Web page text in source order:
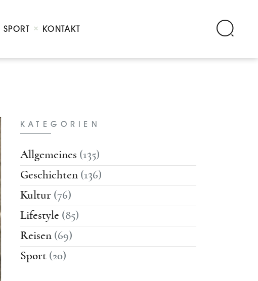
SPORT KONTAKT
KATEGORIEN
Allgemeines (135)
Geschichten (136)
Kultur (76)
Lifestyle (85)
Reisen (69)
Sport (20)